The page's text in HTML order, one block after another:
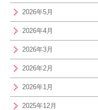
2026年5月
2026年4月
2026年3月
2026年2月
2026年1月
2025年12月